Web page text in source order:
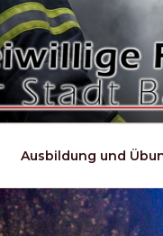
Ausbildung und